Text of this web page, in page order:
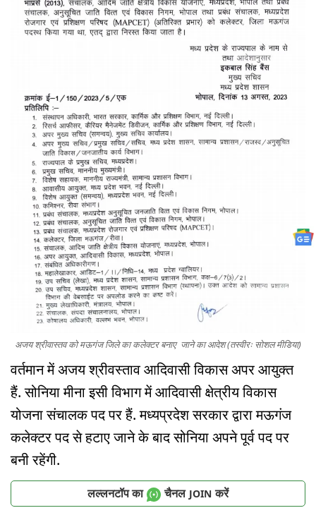
अजय श्रीवास्तव को मऊगंज जिले का कलेक्टर बनाए जाने का आदेश (तस्वीरः सोशल मीडिया)
वर्तमान में अजय श्रीवस्ताव आदिवासी विकास अपर आयुक्त
हैं. सोनिया मीना इसी विभाग में आदिवासी क्षेत्रीय विकास
योजना संचालक पद पर हैं. मध्यप्रदेश सरकार द्वारा मऊगंज
कलेक्टर पद से हटाए जाने के बाद सोनिया अपने पूर्व पद पर
बनी रहेंगी.
लल्लनटॉप का चैनल JOIN करें